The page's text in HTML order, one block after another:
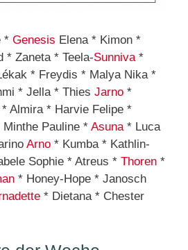
* Genesis Elena * Kimon *
* Zaneta * Teela-Sunniva*
* Freydis * Malya Nika *
* Jella * Thies Jarno *
Almira * Harvie Felipe *
Minthe Pauline * Asuna* Luca
Arno * Kumba * Kathlin-
Sophie * Atreus * Thoren *
* Honey-Hope * Janosch
* Dietana * Chester